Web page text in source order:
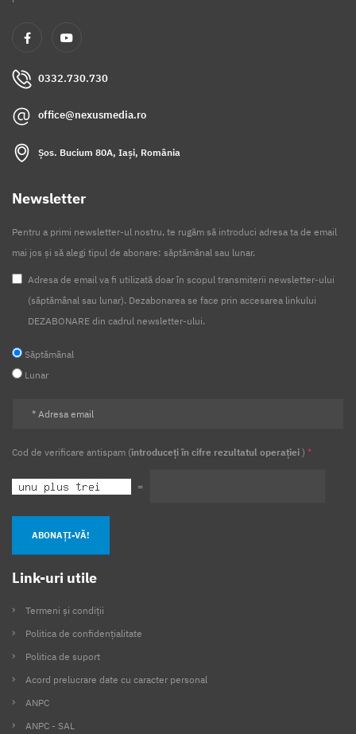
0332.730.730
office@nexusmedia.ro
Șos. Bucium 80A, Iași, România
Newsletter
Pentru a primi newsletter-ul nostru, te rugăm să introduci adresa ta de email
mai jos și să alegi tipul de abonare: săptămânal sau lunar.
Adresa de email va fi utilizată doar în scopul transmiterii newsletter-ului
(săptămânal sau lunar). Dezabonarea se face prin accesarea linkului
DEZABONARE din cadrul newsletter-ului.
Săptămânal
Lunar
Cod de verificare antispam (introduceți în cifre rezultatul operației ) *
=
ABONAȚI-VĂ!
Link-uri utile
Termeni și condiții
Politica de confidențialitate
Politica de suport
Acord prelucrare date cu caracter personal
ANPC
ANPC - SAL